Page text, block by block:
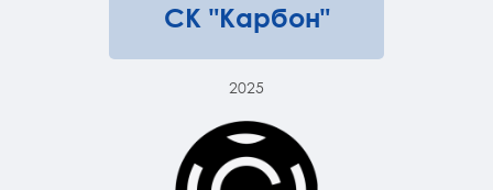
СК "Карбон"
2025